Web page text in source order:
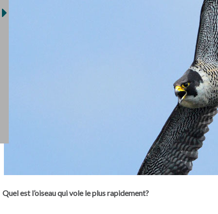
Quel est l’oiseau qui vole le plus rapidement?